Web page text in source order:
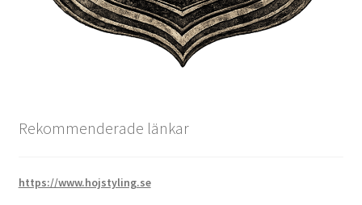
Rekommenderade länkar
https://www.hojstyling.se